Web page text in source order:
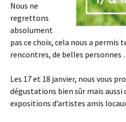
Nous ne
regrettons
absolument
pas ce choix, cela nous a permis
rencontres, de belles personnes
Les 17 et 18 janvier, nous vous
dégustations bien sûr mais aussi
expositions d’artistes amis